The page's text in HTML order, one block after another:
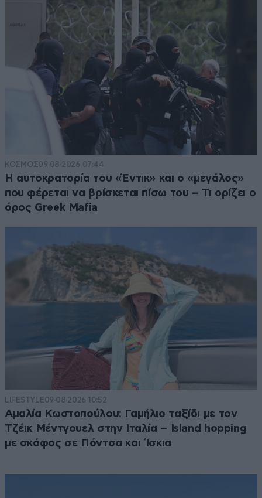
ΚΟΣΜΟΣ09·08·2026 07:44
Η αυτοκρατορία του «Έντικ» και ο «μεγάλος»
που φέρεται να βρίσκεται πίσω του – Τι ορίζει ο
όρος Greek Mafia
LIFESTYLE09·08·2026 10:52
Αμαλία Κωστοπούλου: Γαμήλιο ταξίδι με τον
Τζέικ Μέντγουελ στην Ιταλία – Island hopping
με σκάφος σε Πόντσα και Ίσκια